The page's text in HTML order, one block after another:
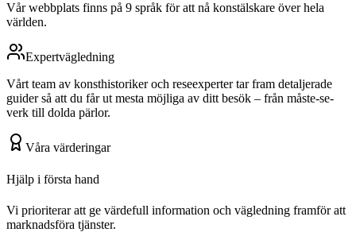
Vår webbplats finns på 9 språk för att nå konstälskare över hela
världen.
Expertvägledning
Vårt team av konsthistoriker och reseexperter tar fram detaljerade
guider så att du får ut mesta möjliga av ditt besök – från måste-se-
verk till dolda pärlor.
Våra värderingar
Hjälp i första hand
Vi prioriterar att ge värdefull information och vägledning framför att
marknadsföra tjänster.